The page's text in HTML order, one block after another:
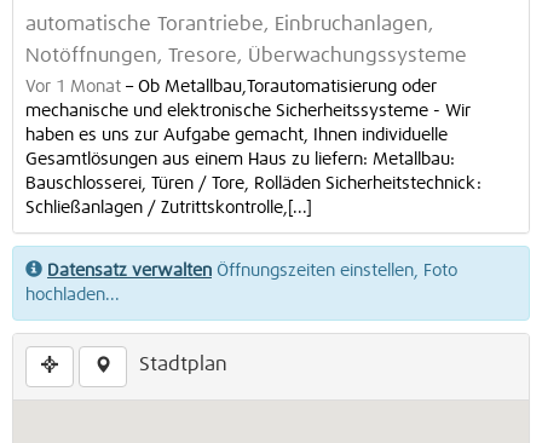
automatische Torantriebe, Einbruchanlagen,
Notöffnungen, Tresore, Überwachungssysteme
Vor 1 Monat – Ob Metallbau,Torautomatisierung oder
mechanische und elektronische Sicherheitssysteme - Wir
haben es uns zur Aufgabe gemacht, Ihnen individuelle
Gesamtlösungen aus einem Haus zu liefern: Metallbau:
Bauschlosserei, Türen / Tore, Rolläden Sicherheitstechnick:
Schließanlagen / Zutrittskontrolle,[...]
Datensatz verwalten Öffnungszeiten einstellen, Foto
hochladen...
Stadtplan